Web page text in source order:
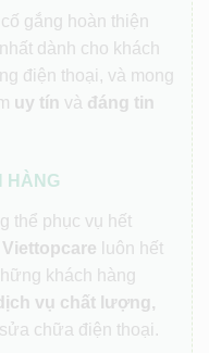
gắng hoàn thiện
dành cho khách
điện thoại, và mong
uy tín và đáng tin
HÀNG
thể phục vụ hết
Viettopcare luôn hết
khách hàng
vụ chất lượng,
chữa điện thoại.